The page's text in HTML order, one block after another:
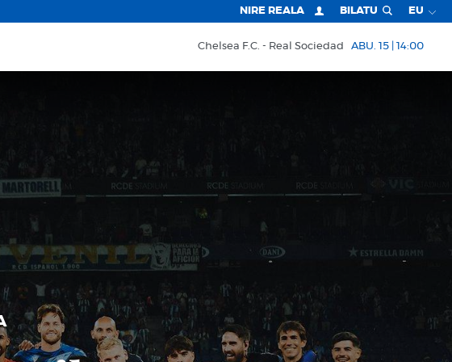
NIRE REALA BILATU EU
Chelsea F.C. Real Sociedad ABU. 15 | 14:00